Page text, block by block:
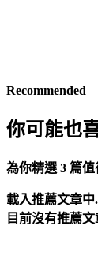
Recommended
你可能也
為你精選 3 篇
載入推薦文章中
目前沒有推薦文